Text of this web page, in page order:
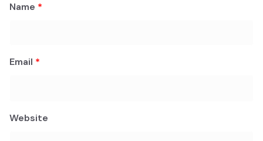
Name *
Email *
Website